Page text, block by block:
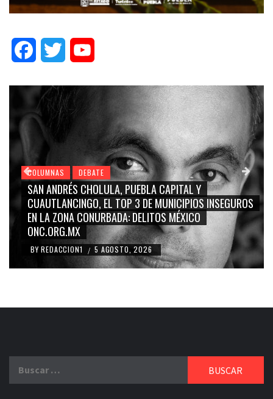
FacebookTwitter
CAPITAL Y
MUNICIPIOS INSEGUROS
MÉXICO
COLUMNAS DEBATE
GRACE PALOMARES, NAY
CARMEN SALINAS “LA
BLANCO, SILVIA PINAL: LA
RIDICULIZACIÓN DE LA
BY REDACCION1 / 4 AGOSTO, 2026